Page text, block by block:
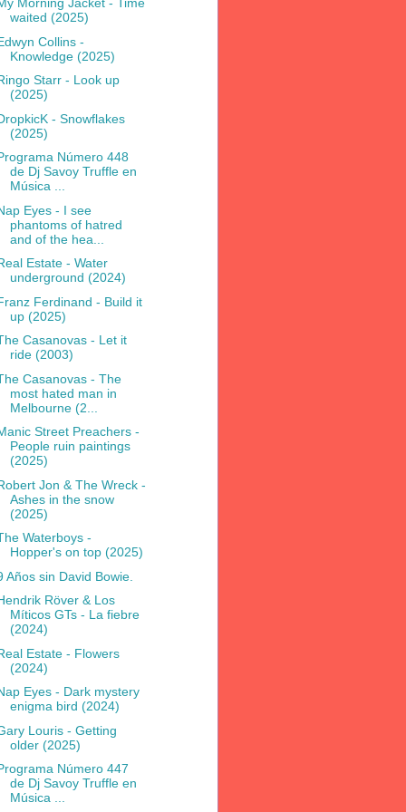
Morning Jacket - Time
waited (2025)
Collins -
Knowledge (2025)
Starr - Look up
(2025)
- Snowflakes
(2025)
Número 448
de Dj Savoy Truffle en
Música ...
Eyes - I see
phantoms of hatred
and of the hea...
Estate - Water
underground (2024)
Ferdinand - Build it
up (2025)
Casanovas - Let it
ride (2003)
Casanovas - The
most hated man in
Melbourne (2...
Street Preachers -
People ruin paintings
(2025)
Jon & The Wreck -
Ashes in the snow
(2025)
Waterboys -
Hopper's on top (2025)
Años sin David Bowie.
Röver & Los
Míticos GTs - La fiebre
(2024)
Estate - Flowers
(2024)
Eyes - Dark mystery
enigma bird (2024)
Louris - Getting
older (2025)
Número 447
de Dj Savoy Truffle en
Música ...